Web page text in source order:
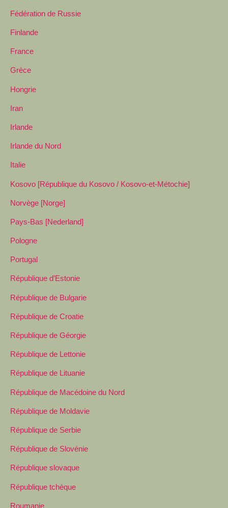
Fédération de Russie
Finlande
France
Grèce
Hongrie
Iran
Irlande
Irlande du Nord
Italie
Kosovo [République du Kosovo / Kosovo-et-Métochie]
Norvège [Norge]
Pays-Bas [Nederland]
Pologne
Portugal
République d’Estonie
République de Bulgarie
République de Croatie
République de Géorgie
République de Lettonie
République de Lituanie
République de Macédoine du Nord
République de Moldavie
République de Serbie
République de Slovénie
République slovaque
République tchèque
Roumanie